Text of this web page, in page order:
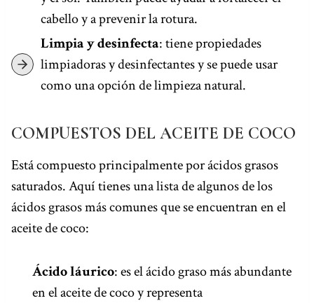
cabello y a prevenir la rotura.
Limpia y desinfecta: tiene propiedades
limpiadoras y desinfectantes y se puede usar
como una opción de limpieza natural.
COMPUESTOS DEL ACEITE DE COCO
Está compuesto principalmente por ácidos grasos
saturados. Aquí tienes una lista de algunos de los
ácidos grasos más comunes que se encuentran en el
aceite de coco:
Ácido láurico: es el ácido graso más abundante
en el aceite de coco y representa